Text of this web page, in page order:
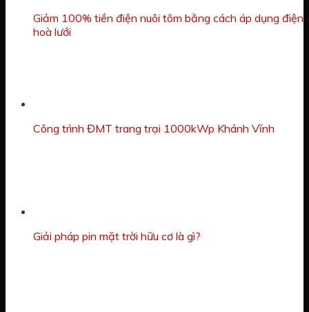
Giảm 100% tiền điện nuôi tôm bằng cách áp dụng điện
hoà lưới
Công trình ĐMT trang trại 1000kWp Khánh Vĩnh
Giải pháp pin mặt trời hữu cơ là gì?